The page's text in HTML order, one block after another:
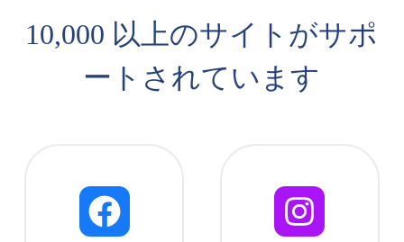
10,000 以上のサイトがサポ
ートされています